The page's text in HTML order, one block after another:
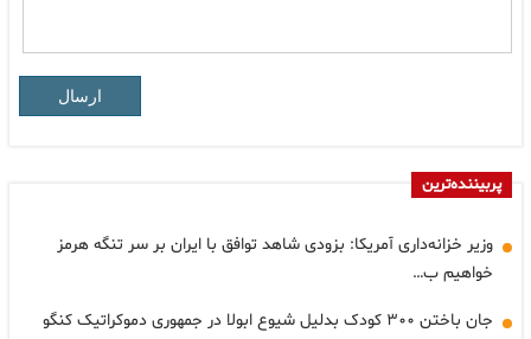
ارسال
پربیننده‌ترین
وزیر خزانه‌داری آمریکا: بزودی شاهد توافق با ایران بر سر تنگه هرمز
خواهیم ب…
جان باختن ۳۰۰ کودک بدلیل شیوع ابولا در جمهوری دموکراتیک کنگو